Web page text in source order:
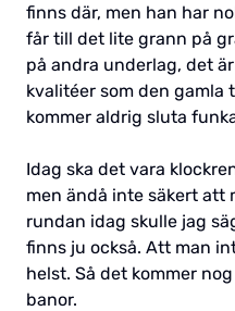
finns där, men han har
får till det lite grann på
på andra underlag, det
kvalitéer som den gamla
kommer aldrig sluta
Idag ska det vara
men ändå inte säkert att
rundan idag skulle jag
finns ju också. Att man
helst. Så det kommer
banor.